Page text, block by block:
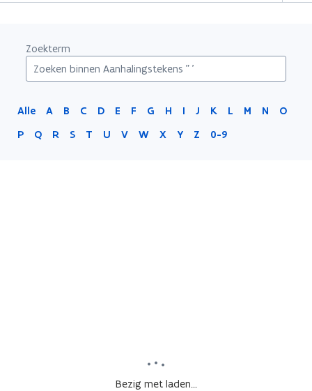
Aanhalingstekens
Zoekterm
Alle A B C D E F G H I J K L M N
O
P
Q R S T U V W X Y Z 0-9
Bezig met laden...